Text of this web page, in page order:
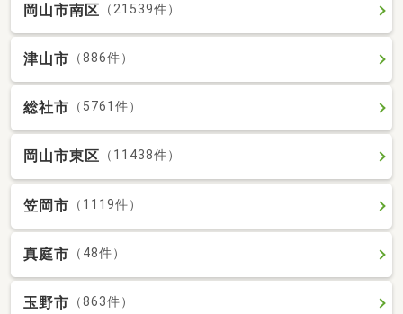
岡山市南区 （21539件）
津山市 （886件）
総社市 （5761件）
岡山市東区 （11438件）
笠岡市 （1119件）
真庭市 （48件）
玉野市 （863件）